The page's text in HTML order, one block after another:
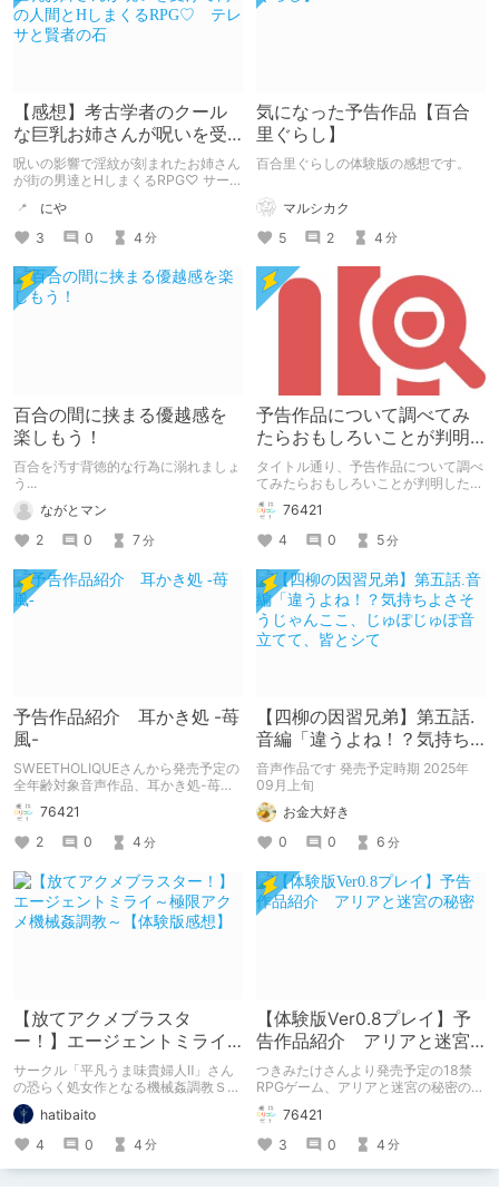
【感想】考古学者のクール
な巨乳お姉さんが呪いを受
けて街の人間とHしまくる
RPG♡ テレサと賢者の石
呪いの影響で淫紋が刻まれたお姉さん
が街の男達とHしまくるRPG♡ サーク
の感想記事です。 ※体験版範囲でのネ
タバレ有
にや
3
0 4 分
気になった予告作品【百合
里ぐらし】
百合里ぐらしの体験版の感想です。
マルシカク
5
2 4 分
百合の間に挟まる優越感を
楽しもう！
百合を汚す背徳的な行為に溺れましょ
う...
ながとマン
2
0 7分
予告作品について調べてみ
たらおもしろいことが判明
した
タイトル通り、予告作品について調べ
てみたらおもしろいことが判明したと
いう記事です。 この記事は通常のク
リエイターズ記事です。
76421
4
0 5分
予告作品紹介 耳かき処 -苺
風-
SWEETHOLIQUEさんから発売予定の
全年齢対象音声作品、耳かき処-苺風-
の紹介記事です。
76421
2
0 4 分
【四柳の因習兄弟】第五話.
音編「違うよね！？気持ち
よさそうじゃんここ、じゅ
ぽじゅぽ音立てて、皆とシ
て
音声作品です 発売予定時期 2025年
09月上旬
お金大好き
0
0 6 分
【放てアクメブラスタ
ー！】エージェントミライ
～極限アクメ機械姦調教～
【体験版感想】
サークル「平凡うま味貴婦人Ⅱ」さん
の恐らく処女作となる機械姦調教ＳＬ
Ｇ。
hatibaito
4
0 4 分
【体験版Ver0.8プレイ】予
告作品紹介 アリアと迷宮
の秘密
つきみたけさんより発売予定の18禁
RPGゲーム、アリアと迷宮の秘密の紹
介記事です。
76421
3
0 4 分